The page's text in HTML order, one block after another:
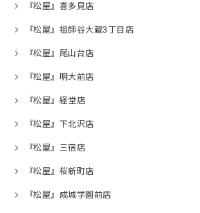
『松屋』喜多見店
『松屋』祖師谷大蔵3丁目店
『松屋』尾山台店
『松屋』明大前店
『松屋』経堂店
『松屋』下北沢店
『松屋』三宿店
『松屋』桜新町店
『松屋』成城学園前店